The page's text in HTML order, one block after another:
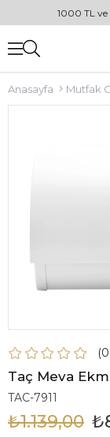
1000 TL ve
Anasayfa Mutfak
Taç Meva
TAC-7911
₺1.139,00